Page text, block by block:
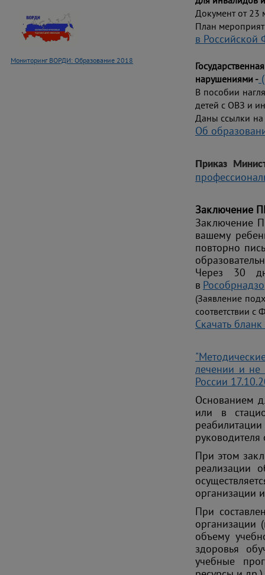
Документ от
План
в Российской
нарушениями -
В пособии
детей с ОВЗ и
Даны ссылки на
Об
Приказ
Заключение
Заключение
вашему
повторно
Через 30
в
(Заявление
соответствии
Скачать
лечении и не
России
Основанием
или в
руководителя
При этом
реализации
организации
При
организации
объему
здоровья
учебные
Мониторинг ВОРДИ: Образование 2018